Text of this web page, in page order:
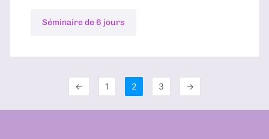
Séminaire de 6 jours
← 1 2 3 →